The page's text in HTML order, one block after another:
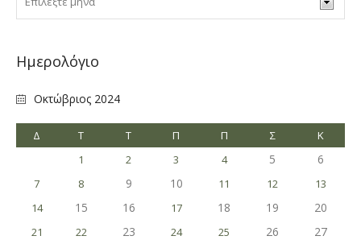
Ημερολόγιο
Οκτώβριος 2024
Δ Τ Τ Π Π Σ
Κ
1
2 3 4 5 6
7 8 9 10 11 12
13
14
15 16 17 18 19 20
21 22 23 24 25 26 27